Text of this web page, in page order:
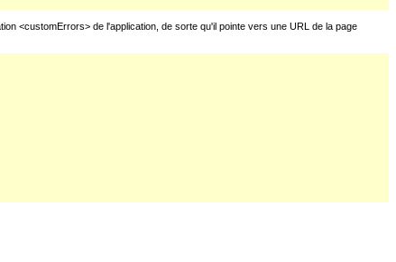
<customErrors> de l'application, de sorte qu'il pointe vers une URL de la page